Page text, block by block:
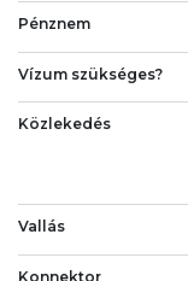
Pénznem
Vízum szükséges?
Közlekedés
Vallás
Konnektor